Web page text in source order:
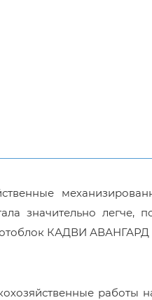
значительно легче,
КАДВИ АВАНГАРД
работы